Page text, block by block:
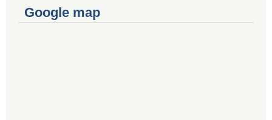
Google map